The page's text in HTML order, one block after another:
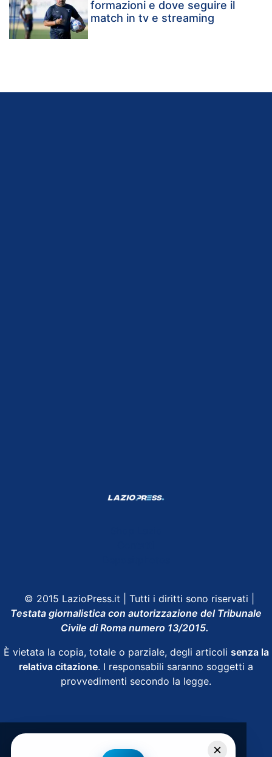
formazioni e dove seguire il
match in tv e streaming
© 2015 LazioPress.it | Tutti i diritti sono riservati |
Testata giornalistica con autorizzazione del Tribunale
Civile di Roma numero 13/2015.
È vietata la copia, totale o parziale, degli articoli senza la
relativa citazione. I responsabili saranno soggetti a
provvedimenti secondo la legge.
×